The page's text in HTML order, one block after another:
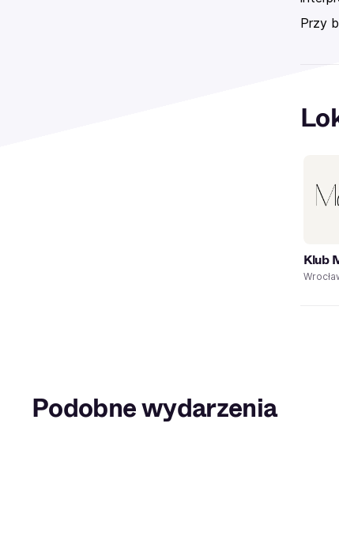
Przy
Klub
Podobne wydarzenia